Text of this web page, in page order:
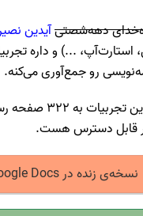
دهه‌شصتیآیدین
استارت‌آپ، ...) و داره
رو جمع‌آوری می‌کنه.
قابل دسترس هست.
نسخه‌ی زنده‌ در Google Docs